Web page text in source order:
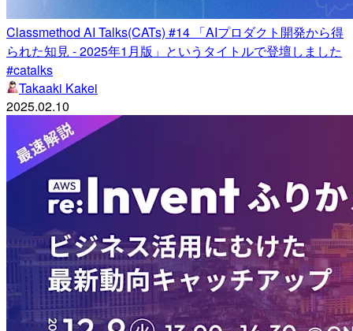
Classmethod AI Talks(CATs) #14 「AIプロダクト開発から得
られた知見 - 2025年1月版」というタイトルで登壇しました
#catalks
Takaaki Kakei
2025.02.10